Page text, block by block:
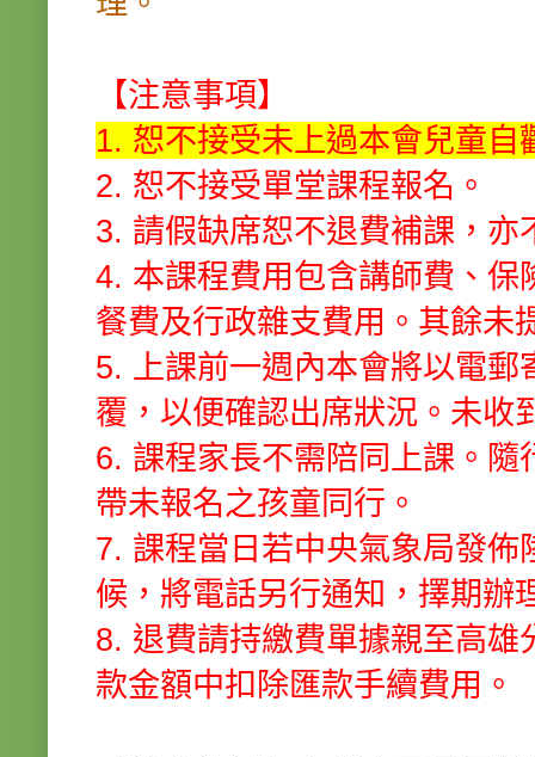
【注意事項】
1. 恕不接受未上過本會兒童自
2. 恕不接受單堂課程報名。
3. 請假缺席恕不退費補課，亦
4. 本課程費用包含講師費、
餐費及行政雜支費用。其餘未
5. 上課前一週內本會將以電
覆，以便確認出席狀況。未收
6. 課程家長不需陪同上課。
帶未報名之孩童同行。
7. 課程當日若中央氣象局發
候，將電話另行通知，擇期辦
8. 退費請持繳費單據親至高
款金額中扣除匯款手續費用。